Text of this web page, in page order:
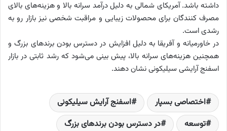
داشته باشد. آمریکای شمالی به دلیل درآمد سرانه بالا و هزینه‌های بالای
مصرف کنندگان برای محصولات زیبایی و مراقبت شخصی نیز بازار رو به
رشدی است.
در خاورمیانه و آفریقا به دلیل افزایش در دسترس بودن برندهای بزرگ و
همچنین هزینه‌های سرانه بالا، پیش بینی می‌شود که رشد ثابتی در بازار
اسفنج آرایشی سیلیکونی نشان دهند.
اختصاصی بسپار
اسفنج آرایش سیلیکونی
توسعه‌
در دسترس بودن برندهای بزرگ